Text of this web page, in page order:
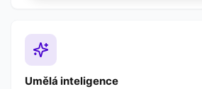
Umělá inteligence